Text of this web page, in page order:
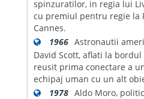
spinzuratilor, in regia lui
cu premiul pentru regie la
Cannes.
1966 Astronautii
David Scott, aflati la
reusit prima conectare a
echipaj uman cu un alt
1978 Aldo Moro,